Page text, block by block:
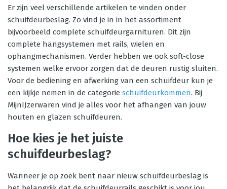
Er zijn veel verschillende artikelen te vinden onder
schuifdeurbeslag. Zo vind je in in het assortiment
bijvoorbeeld complete schuifdeurgarnituren. Dit zijn
complete hangsystemen met rails, wielen en
ophangmechanismen. Verder hebben we ook soft-close
systemen welke ervoor zorgen dat de deuren rustig sluiten.
Voor de bediening en afwerking van een schuifdeur kun je
een kijkje nemen in de categorie schuifdeurkommen. Bij
MijnIJzerwaren vind je alles voor het afhangen van jouw
houten en glazen schuifdeuren.
Hoe kies je het juiste
schuifdeurbeslag?
Wanneer je op zoek bent naar nieuw schuifdeurbeslag is